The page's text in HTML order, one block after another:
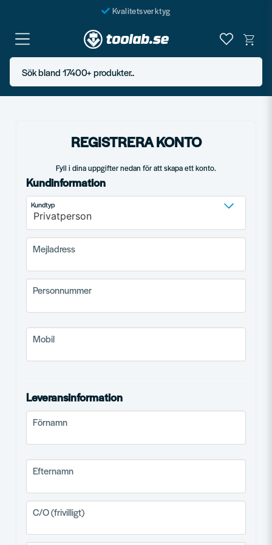
Kvalitetsverktyg
Fraktfritt över 999 SEK*
En järnhandel för alla
Butik i Göteborg
Sök bland 17400+ produkter..
REGISTRERA KONTO
Fyll i dina uppgifter nedan för att skapa ett konto.
Kundinformation
frontend.form.customer_type
frontend.form.customr-type
Kundtyp
Mejladress
Mejladress
Personnummer
Personnummer
Mobil
Mobil
Leveransinformation
frontend.form.billing_address.firstname
Förnamn
frontend.form.billing_address.lastname
Efternamn
frontend.form.billing_address.co_address
C/O (frivilligt)